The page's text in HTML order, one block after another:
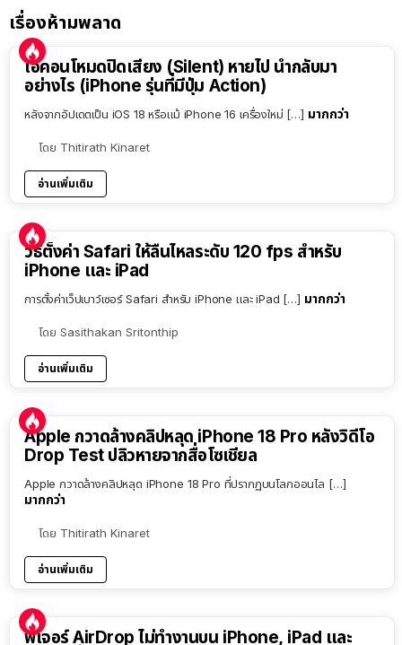
เรื่องห้ามพลาด
ไอคอนโหมดปิดเสียง (Silent) หายไป นำกลับมา
อย่างไร (iPhone รุ่นที่มีปุ่ม Action)
หลังจากอัปเดตเป็น iOS 18 หรือแม้ iPhone 16 เครื่องใหม่ […] มากกว่า
โดย Thitirath Kinaret
อ่านเพิ่มเติม
วิธีตั้งค่า Safari ให้ลื่นไหลระดับ 120 fps สำหรับ
iPhone และ iPad
การตั้งค่าเว็ปเบาว์เซอร์ Safari สำหรับ iPhone และ iPad […] มากกว่า
โดย Sasithakan Sritonthip
อ่านเพิ่มเติม
Apple กวาดล้างคลิปหลุด iPhone 18 Pro หลังวิดีโอ
Drop Test ปลิวหายจากสื่อโซเชียล
Apple กวาดล้างคลิปหลุด iPhone 18 Pro ที่ปรากฏบนโลกออนไล […]
มากกว่า
โดย Thitirath Kinaret
อ่านเพิ่มเติม
ฟีเจอร์ AirDrop ไม่ทำงานบน iPhone, iPad และ